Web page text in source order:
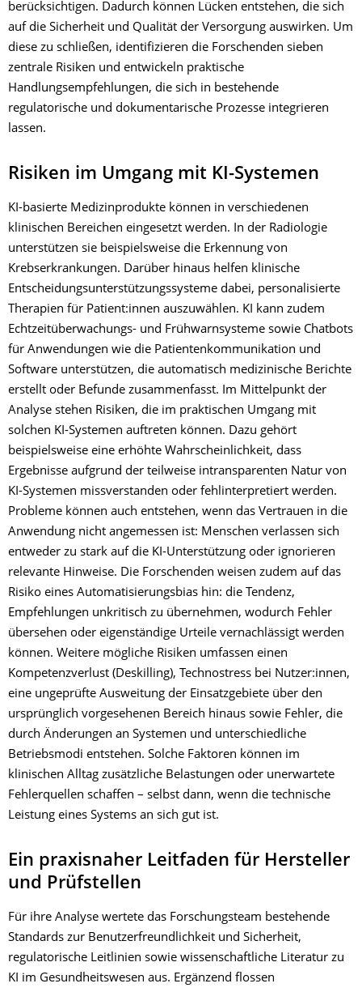
berücksichtigen. Dadurch können Lücken entstehen, die sich
auf die Sicherheit und Qualität der Versorgung auswirken. Um
diese zu schließen, identifizieren die Forschenden sieben
zentrale Risiken und entwickeln praktische
Handlungsempfehlungen, die sich in bestehende
regulatorische und dokumentarische Prozesse integrieren
lassen.
Risiken im Umgang mit KI-Systemen
KI-basierte Medizinprodukte können in verschiedenen
klinischen Bereichen eingesetzt werden. In der Radiologie
unterstützen sie beispielsweise die Erkennung von
Krebserkrankungen. Darüber hinaus helfen klinische
Entscheidungsunterstützungssysteme dabei, personalisierte
Therapien für Patient:innen auszuwählen. KI kann zudem
Echtzeitüberwachungs- und Frühwarnsysteme sowie Chatbots
für Anwendungen wie die Patientenkommunikation und
Software unterstützen, die automatisch medizinische Berichte
erstellt oder Befunde zusammenfasst. Im Mittelpunkt der
Analyse stehen Risiken, die im praktischen Umgang mit
solchen KI-Systemen auftreten können. Dazu gehört
beispielsweise eine erhöhte Wahrscheinlichkeit, dass
Ergebnisse aufgrund der teilweise intransparenten Natur von
KI-Systemen missverstanden oder fehlinterpretiert werden.
Probleme können auch entstehen, wenn das Vertrauen in die
Anwendung nicht angemessen ist: Menschen verlassen sich
entweder zu stark auf die KI-Unterstützung oder ignorieren
relevante Hinweise. Die Forschenden weisen zudem auf das
Risiko eines Automatisierungsbias hin: die Tendenz,
Empfehlungen unkritisch zu übernehmen, wodurch Fehler
übersehen oder eigenständige Urteile vernachlässigt werden
können. Weitere mögliche Risiken umfassen einen
Kompetenzverlust (Deskilling), Technostress bei Nutzer:innen,
eine ungeprüfte Ausweitung der Einsatzgebiete über den
ursprünglich vorgesehenen Bereich hinaus sowie Fehler, die
durch Änderungen an Systemen und unterschiedliche
Betriebsmodi entstehen. Solche Faktoren können im
klinischen Alltag zusätzliche Belastungen oder unerwartete
Fehlerquellen schaffen – selbst dann, wenn die technische
Leistung eines Systems an sich gut ist.
Ein praxisnaher Leitfaden für Hersteller
und Prüfstellen
Für ihre Analyse wertete das Forschungsteam bestehende
Standards zur Benutzerfreundlichkeit und Sicherheit,
regulatorische Leitlinien sowie wissenschaftliche Literatur zu
KI im Gesundheitswesen aus. Ergänzend flossen